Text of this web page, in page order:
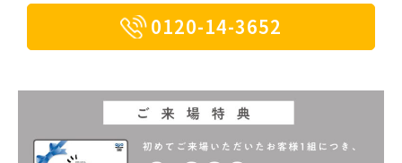
0120-14-3652